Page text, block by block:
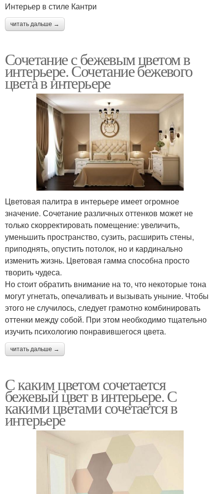
Интерьер в стиле Кантри
читать дальше →
Сочетание с бежевым цветом в
интерьере. Сочетание бежевого
цвета в интерьере
Цветовая палитра в интерьере имеет огромное
значение. Сочетание различных оттенков может не
только скорректировать помещение: увеличить,
уменьшить пространство, сузить, расширить стены,
приподнять, опустить потолок, но и кардинально
изменить жизнь. Цветовая гамма способна просто
творить чудеса.
Но стоит обратить внимание на то, что некоторые тона
могут угнетать, опечаливать и вызывать уныние. Чтобы
этого не случилось, следует грамотно комбинировать
оттенки между собой. При этом необходимо тщательно
изучить психологию понравившегося цвета.
читать дальше →
С каким цветом сочетается
бежевый цвет в интерьере. С
какими цветами сочетается в
интерьере